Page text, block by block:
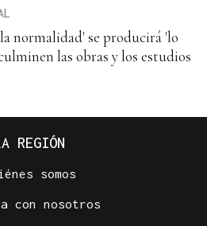
normalidad' se producirá 'lo
las obras y los estudios
REGIÓN
somos
con nosotros